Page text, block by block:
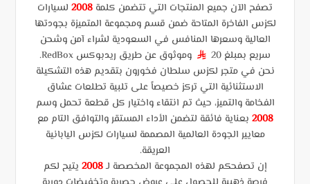
تصفح الآن جميع المنتجات التي تتضمن كلمة 2008 لسيارات
لكزس الفاخرة المتاحة ضمن قسم ومجموعة المتميزة بجودتها
العالية وسعرها المنافس في السعودية لشراء آمن وشحن
سريع بمبلغ 20
§ وموثوق عن طريق ريدبوكس RedBox.
نحن في متجر لكزس سلطان فخورون بتقديم هذه التشكيلة
الاستثنائية التي تركز خصيصاً على تلبية تطلعات عشاق
الفخامة والتميز، حيث تم انتقاء واختيار كل قطعة تحمل وسم
2008 بعناية فائقة لتضمن الأداء المستقر والتوافق التام مع
معايير الجودة العالمية المصممة لسيارات لكزس اليابانية
العريقة.
إن تصفحكم لهذه المجموعة المخصصة لـ2008 يتيح لكم